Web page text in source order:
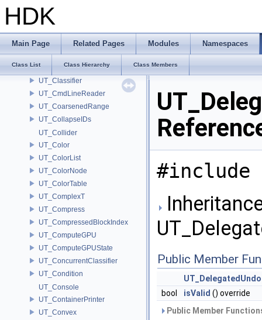
HDK
Main Page Related Pages Modules Namespaces
Class List Class Hierarchy Class Members
UT_CdfValueFill< 2 >
UT_CdfValueVoxelArrayF
UT_CharSetUtils
UT_ChildProcessTracker
UT_Classifier
UT_CmdLineReader
UT_CoarsenedRange
UT_CollapseIDs
UT_Collider
UT_Color
UT_ColorList
UT_ColorNode
UT_ColorTable
UT_ComplexT
UT_Compress
UT_CompressedBlockIndex
UT_ComputeGPU
UT_ComputeGPUState
UT_ConcurrentClassifier
UT_Condition
UT_Console
UT_ContainerPrinter
UT_Convex
#include
Public Member
bool
isValid () override
Public Member